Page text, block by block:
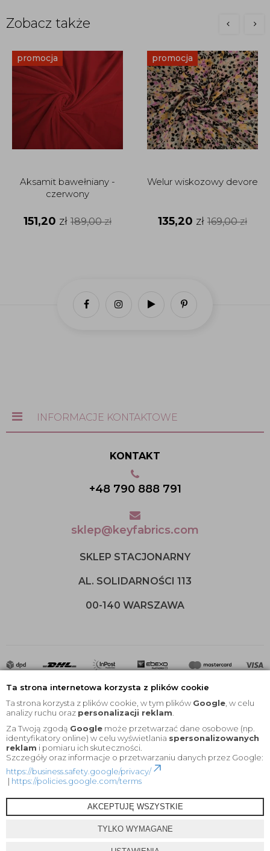
Ta strona internetowa korzysta z plików cookie
Ta strona korzysta z plików cookie, w tym plików Google , w celu
analizy ruchu oraz personalizacji reklam
Za Twoją zgodą Google może przetwarzać dane osobowe (np.
identyfikatory online) w celu wyświetlania spersonalizowanych
reklam i pomiaru ich skuteczności.
Szczegóły oraz informacje o przetwarzaniu danych przez Google:
https://business.safety.google/privacy/
| https://policies.google.com/terms
AKCEPTUJĘ WSZYSTKIE
TYLKO WYMAGANE
Zobacz także
promocja
Aksamit bawełniany -
czerwony
151,20 zł 189,00zł
promocja
Welur wiskozowy devore
135,20 zł 169,00zł
INFORMACJE KONTAKTOWE
KONTAKT
+48 790 888 791
sklep@keyfabrics.com
SKLEP STACJONARNY
AL. SOLIDARNOŚCI 113
00-140 WARSZAWA
2020 © Wszelkie Prawa Zastrzeżone |KEYfabrics
Projekt i oprogramowanie sklepu: